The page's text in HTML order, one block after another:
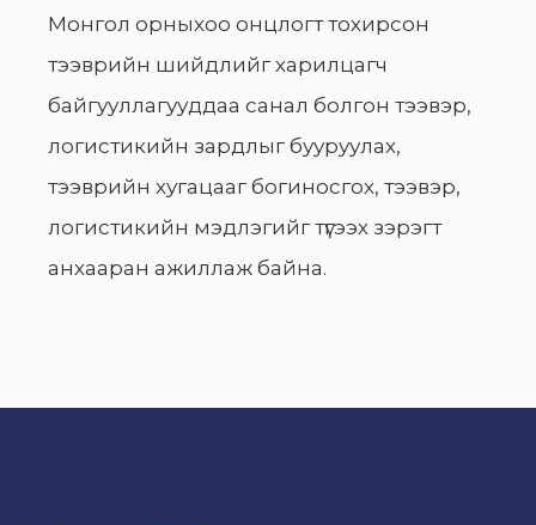
Монгол орныхоо онцлогт тохирсон
тээврийн шийдлийг харилцагч
байгууллагууддаа санал болгон тээвэр,
логистикийн зардлыг бууруулах,
тээврийн хугацааг богиносгох, тээвэр,
логистикийн мэдлэгийг түгээх зэрэгт
анхааран ажиллаж байна.